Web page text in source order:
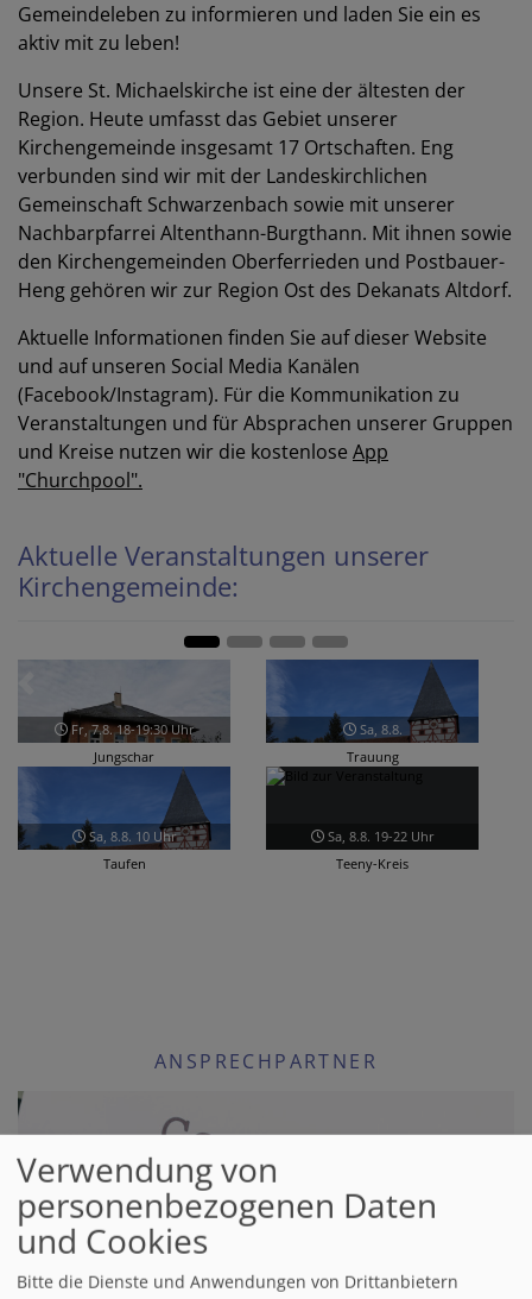
Gemeindeleben zu informieren und laden Sie ein es
aktiv mit zu leben!
Unsere St. Michaelskirche ist eine der ältesten der
Region. Heute umfasst das Gebiet unserer
Kirchengemeinde insgesamt 17 Ortschaften. Eng
verbunden sind wir mit der Landeskirchlichen
Gemeinschaft Schwarzenbach sowie mit unserer
Nachbarpfarrei Altenthann-Burgthann. Mit ihnen sowie
den Kirchengemeinden Oberferrieden und Postbauer-
Heng gehören wir zur Region Ost des Dekanats Altdorf.
Aktuelle Informationen finden Sie auf dieser Website
und auf unseren Social Media Kanälen
(Facebook/Instagram). Für die Kommunikation zu
Veranstaltungen und für Absprachen unserer Gruppen
und Kreise nutzen wir die kostenlose App
"Churchpool".
Aktuelle Veranstaltungen unserer
Kirchengemeinde:
So, 9.8.
Kein Gottesdienst in Rasch
Di, 11.8. 10-11:15 Uhr
Rascher Wichtel
Mi, 12.8. 15:30-17 Uhr
Kammermusikkreis
Fr, 14.8. 18-19:30 Uhr
Jungschar
ANSPRECHPARTNER
GEMEINSAM GOTTESDIENST FEIERN
Verwendung von
personenbezogenen Daten
und Cookies
Bitte die Dienste und Anwendungen von Drittanbietern